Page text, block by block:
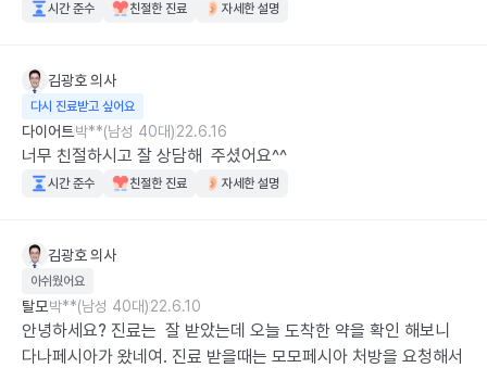
시간 준수 친절한 진료 자세한 설명
김광호의사
다시 진료받고 싶어요
다이어트박**(남성 40대)22.6.16
너무 친절하시고 잘 상담해  주셨어요^^
시간 준수 친절한 진료 자세한 설명
김광호의사
아쉬웠어요
탈모박**(남성 40대)22.6.10
안녕하세요? 진료는  잘 받았는데 오늘 도착한 약을 확인 해보니
다나페시아가 왔네여. 진료 받을때는 모모페시아 처방을 요청해서